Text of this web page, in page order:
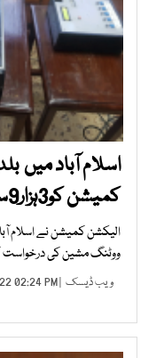
اسلام آباد میں
کمیشن کو3ہزار9سوای وی ایم دی جائیں گی
الیکشن کمیشن نے اسلام
ووٹنگ مشین کی درخواست
ویب ڈیسک | JAN 11, 2022 02:24 PM |